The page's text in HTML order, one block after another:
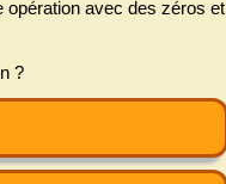
opération avec des zéros et
?